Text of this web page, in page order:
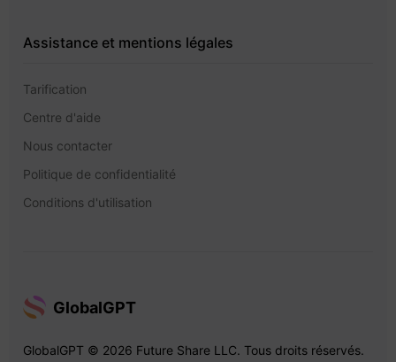
Assistance et mentions légales
Tarification
Centre d'aide
Nous contacter
Politique de confidentialité
Conditions d'utilisation
GlobalGPT
GlobalGPT © 2026 Future Share LLC. Tous droits réservés.